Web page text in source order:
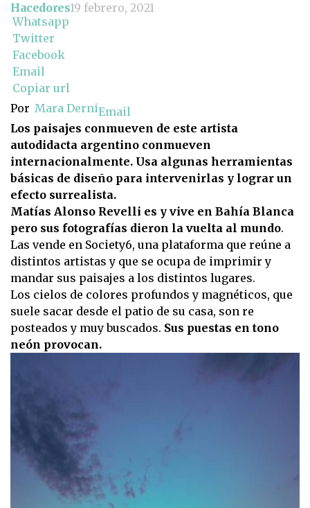
Hacedores19 febrero, 2021
Whatsapp
Twitter
Facebook
Email
Copiar url
Por Mara DerniEmail
Los paisajes conmueven de este artista
autodidacta argentino conmueven
internacionalmente. Usa algunas herramientas
básicas de diseño para intervenirlas y lograr un
efecto surrealista.
Matías Alonso Revelli es y vive en Bahía Blanca
pero sus fotografías dieron la vuelta al mundo.
Las vende en Society6, una plataforma que reúne a
distintos artistas y que se ocupa de imprimir y
mandar sus paisajes a los distintos lugares.
Los cielos de colores profundos y magnéticos, que
suele sacar desde el patio de su casa, son re
posteados y muy buscados. Sus puestas en tono
neón provocan.